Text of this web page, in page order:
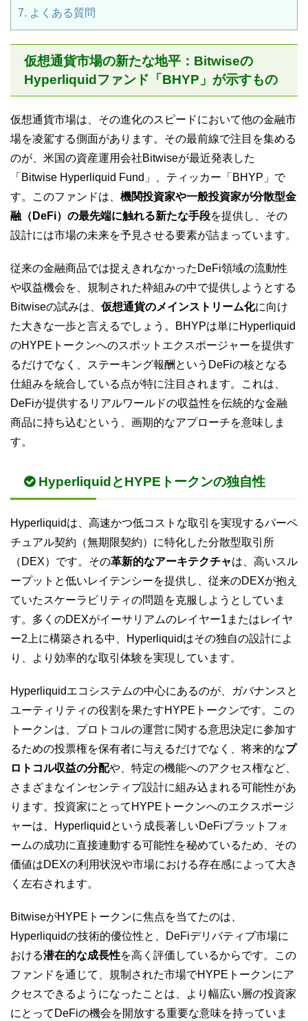
7. よくある質問
仮想通貨市場の新たな地平：Bitwiseの
Hyperliquidファンド「BHYP」が示すもの
仮想通貨市場は、その進化のスピードにおいて他の金融市
場を凌駕する側面があります。その最前線で注目を集める
のが、米国の資産運用会社Bitwiseが最近発表した
「Bitwise Hyperliquid Fund」、ティッカー「BHYP」で
す。このファンドは、 機関投資家や一般投資家が分散型金
融（DeFi）の最先端に触れる新たな手段を提供し、その
設計には市場の未来を予見させる要素が詰まっています。
従来の金融商品では捉えきれなかったDeFi領域の流動性
や収益機会を、規制された枠組みの中で提供しようとする
Bitwiseの試みは、 仮想通貨のメインストリーム化に向け
た大きな一歩と言えるでしょう。BHYPは単にHyperliquid
のHYPEトークンへのスポットエクスポージャーを提供す
るだけでなく、ステーキング報酬というDeFiの核となる
仕組みを統合している点が特に注目されます。これは、
DeFiが提供するリアルワールドの収益性を伝統的な金融
商品に持ち込むという、画期的なアプローチを意味しま
す。
HyperliquidとHYPEトークンの独自性
Hyperliquidは、高速かつ低コストな取引を実現するパーペ
チュアル契約（無期限契約）に特化した分散型取引所
（DEX）です。その革新的なアーキテクチャは、高いスル
ープットと低いレイテンシーを提供し、従来のDEXが抱え
ていたスケーラビリティの問題を克服しようとしていま
す。多くのDEXがイーサリアムのレイヤー1またはレイヤ
ー2上に構築される中、Hyperliquidはその独自の設計によ
り、より効率的な取引体験を実現しています。
Hyperliquidエコシステムの中心にあるのが、ガバナンスと
ユーティリティの役割を果たすHYPEトークンです。この
トークンは、プロトコルの運営に関する意思決定に参加す
るための投票権を保有者に与えるだけでなく、将来的なプ
ロトコル収益の分配や、特定の機能へのアクセス権など、
さまざまなインセンティブ設計に組み込まれる可能性があ
ります。投資家にとってHYPEトークンへのエクスポージ
ャーは、Hyperliquidという成長著しいDeFiプラットフォ
ームの成功に直接連動する可能性を秘めているため、その
価値はDEXの利用状況や市場における存在感によって大き
く左右されます。
BitwiseがHYPEトークンに焦点を当てたのは、
Hyperliquidの技術的優位性と、DeFiデリバティブ市場に
おける潜在的な成長性を高く評価しているからです。この
ファンドを通じて、規制された市場でHYPEトークンにア
クセスできるようになったことは、より幅広い層の投資家
にとってDeFiの機会を開放する重要な意味を持っていま